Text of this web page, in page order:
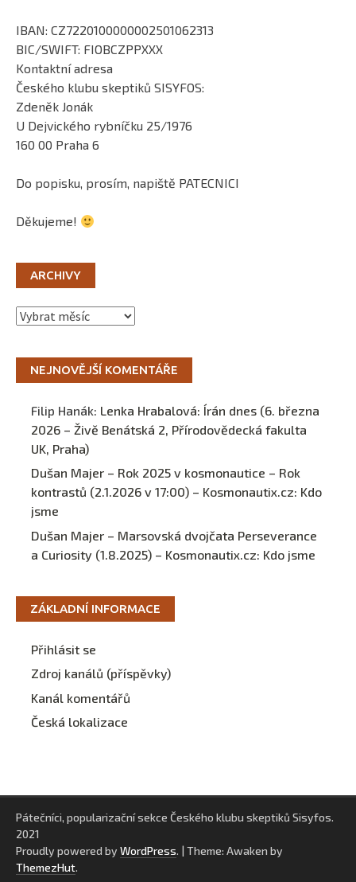
IBAN: CZ7220100000002501062313
BIC/SWIFT: FIOBCZPPXXX
Kontaktní adresa
Českého klubu skeptiků SISYFOS:
Zdeněk Jonák
U Dejvického rybníčku 25/1976
160 00 Praha 6
Do popisku, prosím, napiště PATECNICI
Děkujeme!
ARCHIVY
Archivy
NEJNOVĚJŠÍ KOMENTÁŘE
Filip Hanák: Lenka Hrabalová: Írán dnes (6. března
2026 – Živě Benátská 2, Přírodovědecká fakulta
UK, Praha)
Dušan Majer – Rok 2025 v kosmonautice – Rok
kontrastů (2.1.2026 v 17:00) – Kosmonautix.cz: Kdo
jsme
Dušan Majer – Marsovská dvojčata Perseverance
a Curiosity (1.8.2025) – Kosmonautix.cz: Kdo jsme
ZÁKLADNÍ INFORMACE
Přihlásit se
Zdroj kanálů (příspěvky)
Kanál komentářů
Česká lokalizace
Pátečníci, popularizační sekce Českého klubu skeptiků Sisyfos.
2021
Proudly powered by WordPress. | Theme: Awaken by
ThemezHut.